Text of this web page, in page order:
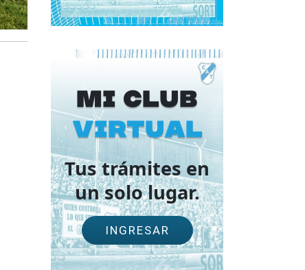
Mi Club
virtual
Tus trámites en
un solo lugar.
INGRESAR